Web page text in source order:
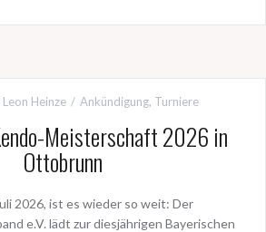
Leon Heinze Ankündigung, Turniere
Meisterschaft 2026 in
Ottobrunn
2026, ist es wieder so weit: Der
e.V. lädt zur diesjährigen Bayerischen